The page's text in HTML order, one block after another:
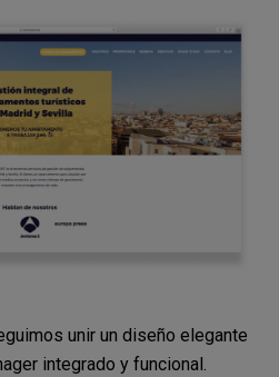
unir un diseño elegante
integrado y funcional.